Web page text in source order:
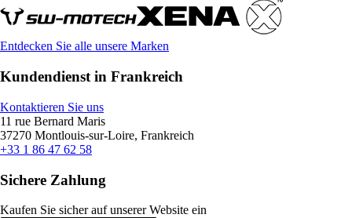
Entdecken Sie alle unsere Marken
Kundendienst in Frankreich
Kontaktieren Sie uns
11 rue Bernard Maris
37270 Montlouis-sur-Loire, Frankreich
+33 1 86 47 62 58
Sichere Zahlung
Kaufen Sie sicher auf unserer Website ein